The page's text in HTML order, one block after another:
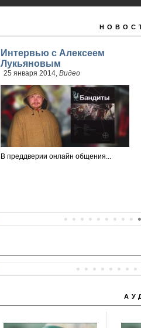
Интервью с Алексеем
Лукьяновым
25 января 2014, Видео
В преддверии онлайн общения...